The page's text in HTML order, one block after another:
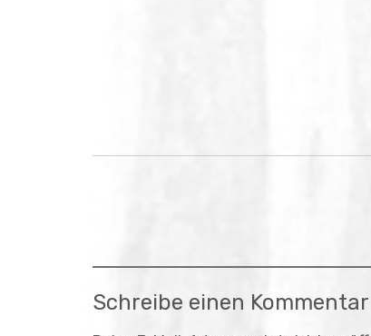
Schreibe einen Kommentar